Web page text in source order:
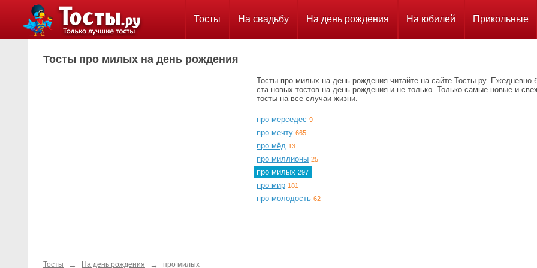
Тосты На свадьбу На день рождения На юбилей Прикольные
Тосты про милых на день рождения
Тосты про милых на день рождения читайте на сайте Тосты.ру. Ежедневно
ста новых тостов на день рождения и не только. Только самые новые и
тосты на все случаи жизни.
про мерседес 9
про мечту 665
про мёд 13
про миллионы 25
про милых 297
про мир 181
про молодость 62
Тосты → На день рождения → про милых